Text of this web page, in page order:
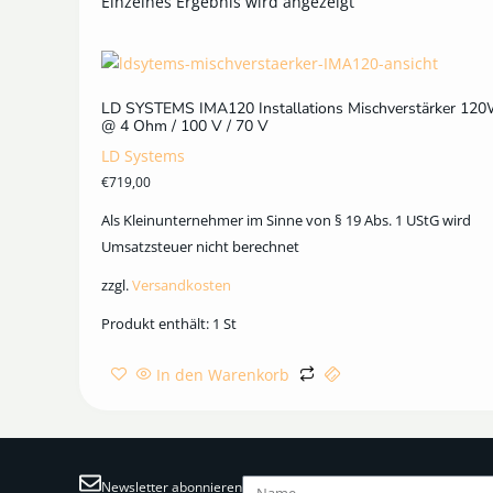
LD SYSTEMS IMA120 Installations Mischverstärker
@ 4 Ohm / 100 V / 70 V
LD Systems
€719,00
Als Kleinunternehmer im Sinne von § 19 Abs. 1 UStG wird
Umsatzsteuer nicht berechnet
zzgl.Versandkosten
Produkt enthält: 1 St
In den Warenkorb
Newsletter abonnieren